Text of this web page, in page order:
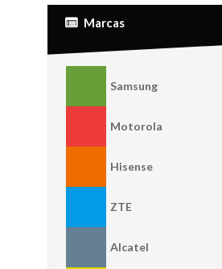
Marcas
Samsung
Motorola
Hisense
ZTE
Alcatel